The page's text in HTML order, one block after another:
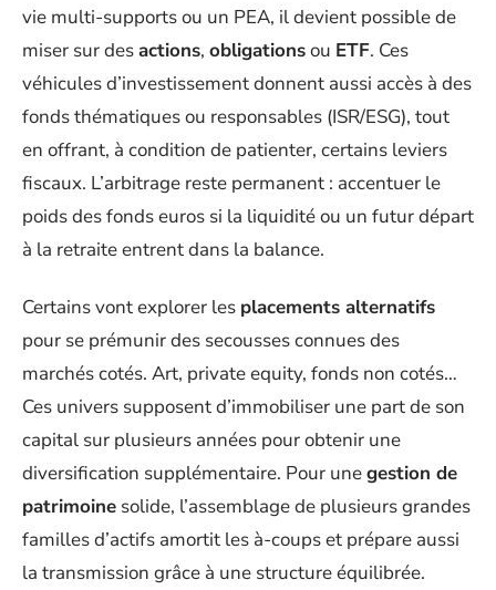
vie multi-supports ou un PEA, il devient possible de
miser sur desactions, obligationsou ETF. Ces
véhicules d’investissement donnent aussi accès à des
fonds thématiques ou responsables (ISR/ESG), tout
en offrant, à condition de patienter, certains leviers
fiscaux. L’arbitrage reste permanent : accentuer le
poids des fonds euros si la liquidité ou un futur départ
à la retraite entrent dans la balance.
Certains vont explorer les placements alternatifs
pour se prémunir des secousses connues des
marchés cotés. Art, private equity, fonds non cotés…
Ces univers supposent d’immobiliser une part de son
capital sur plusieurs années pour obtenir une
diversification supplémentaire. Pour unegestion de
patrimoine solide, l’assemblage de plusieurs grandes
familles d’actifs amortit les à-coups et prépare aussi
la transmission grâce à une structure équilibrée.